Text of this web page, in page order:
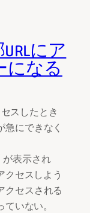
にア
になる
スしたとき
にできなく
が表示され
クセスしよう
クセスされる
いない。